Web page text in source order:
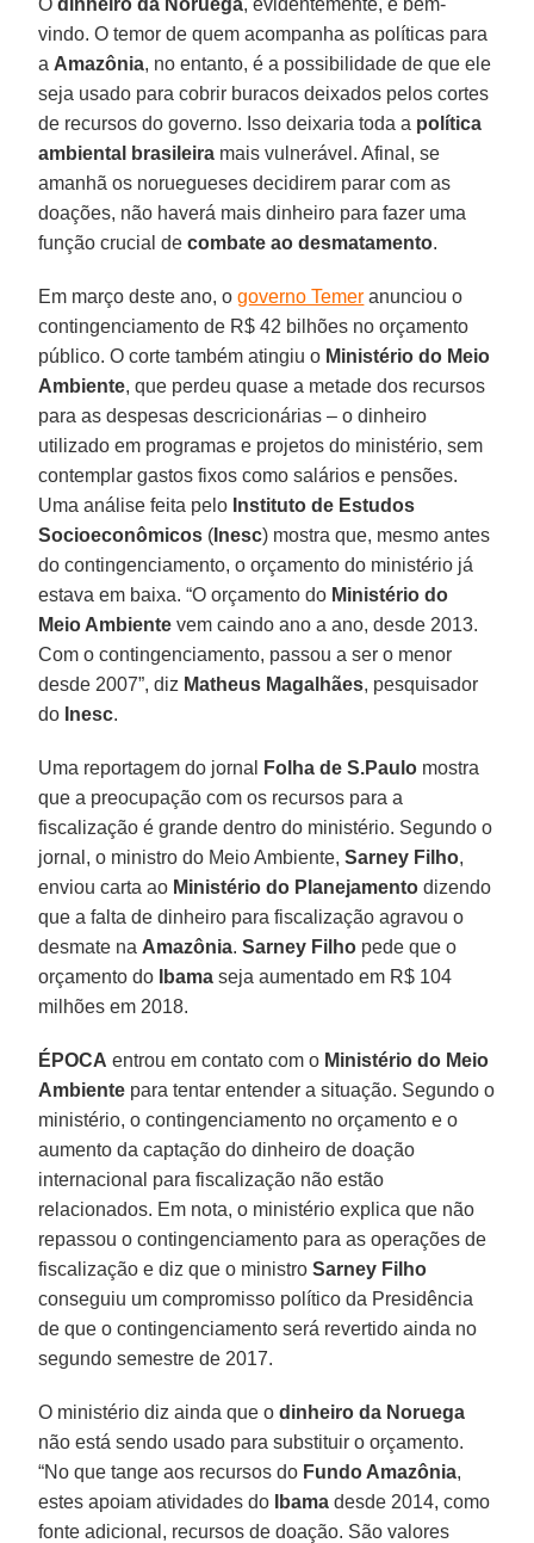
vindo. O temor de quem acompanha as políticas para
a Amazônia, no entanto, é a possibilidade de que ele
seja usado para cobrir buracos deixados pelos cortes
de recursos do governo. Isso deixaria toda a política
ambiental brasileira mais vulnerável. Afinal, se
amanhã os noruegueses decidirem parar com as
doações, não haverá mais dinheiro para fazer uma
função crucial decombate ao desmatamento.
Em março deste ano, ogoverno Temer anunciou o
contingenciamento de R$ 42 bilhões no orçamento
público. O corte também atingiu o Ministério do Meio
Ambiente, que perdeu quase a metade dos recursos
para as despesas descricionárias – o dinheiro
utilizado em programas e projetos do ministério, sem
contemplar gastos fixos como salários e pensões.
Uma análise feita pelo Instituto de Estudos
Socioeconômicos ( Inesc) mostra que, mesmo antes
do contingenciamento, o orçamento do ministério já
estava em baixa. “O orçamento do Ministério do
Meio Ambiente vem caindo ano a ano, desde 2013.
Com o contingenciamento, passou a ser o menor
desde 2007”, diz Matheus Magalhães, pesquisador
do Inesc.
Uma reportagem do jornal Folha de S.Paulo mostra
que a preocupação com os recursos para a
fiscalização é grande dentro do ministério. Segundo o
jornal, o ministro do Meio Ambiente,Sarney Filho,
enviou carta ao Ministério do Planejamento dizendo
que a falta de dinheiro para fiscalização agravou o
desmate na Amazônia.Sarney Filho pede que o
orçamento do
Ibama seja aumentado em R$ 104
milhões em 2018.
ÉPOCA entrou em contato com o Ministério do Meio
Ambiente para tentar entender a situação. Segundo o
ministério, o contingenciamento no orçamento e o
aumento da captação do dinheiro de doação
internacional para fiscalização não estão
relacionados. Em nota, o ministério explica que não
repassou o contingenciamento para as operações de
fiscalização e diz que o ministroSarney Filho
conseguiu um compromisso político da Presidência
de que o contingenciamento será revertido ainda no
segundo semestre de 2017.
O ministério diz ainda que odinheiro da Noruega
não está sendo usado para substituir o orçamento.
“No que tange aos recursos do Fundo Amazônia,
estes apoiam atividades do
Ibama desde 2014, como
fonte adicional, recursos de doação. São valores